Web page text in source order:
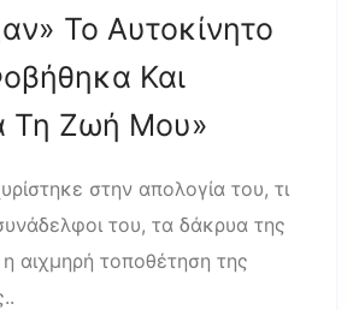
Το Αυτοκίνητο
Και
Τη Ζωή Μου»
στην απολογία του, τι
του, τα δάκρυα της
αιχμηρή τοποθέτηση της